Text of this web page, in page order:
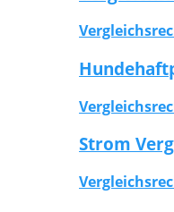
Strom